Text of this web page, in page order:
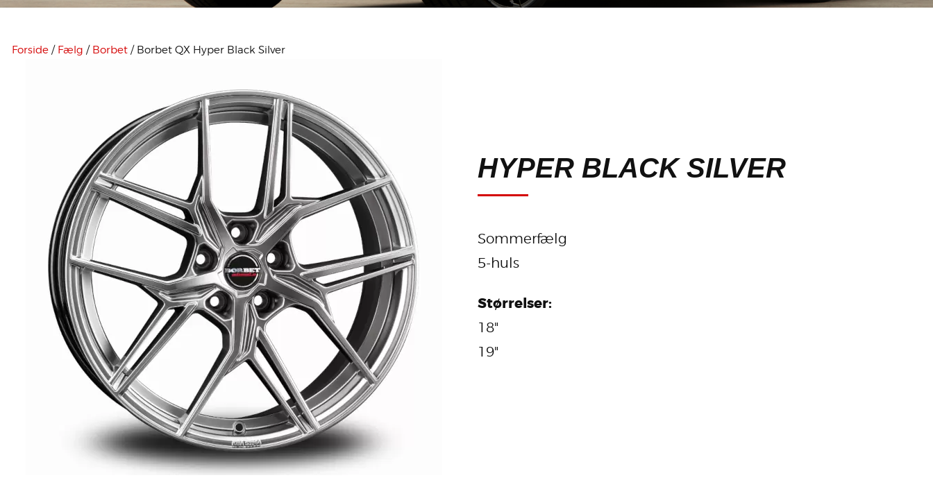
Forside / Fælg / Borbet / Borbet QX Hyper Black Silver
HYPER BLACK SILVER
Sommerfælg
5-huls
Størrelser:
18"
19"